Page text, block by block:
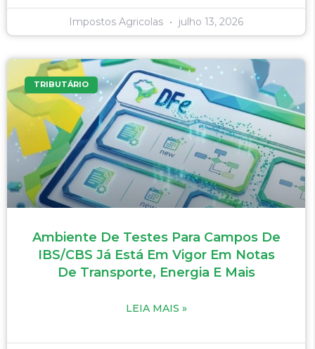
Impostos Agricolas julho 13, 2026
TRIBUTÁRIO
Ambiente De Testes Para Campos De
IBS/CBS Já Está Em Vigor Em Notas
De Transporte, Energia E Mais
LEIA MAIS »